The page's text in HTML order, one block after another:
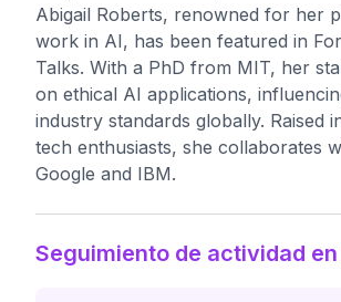
Abigail Roberts, renowned for her
work in AI, has been featured in
Talks. With a PhD from MIT, her
on ethical AI applications,
industry standards globally. Raised
tech enthusiasts, she collaborates
Google and IBM.
Seguimiento de actividad